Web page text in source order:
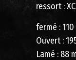
ressort :
fermé : 110
Ouvert :
Lamé : 88